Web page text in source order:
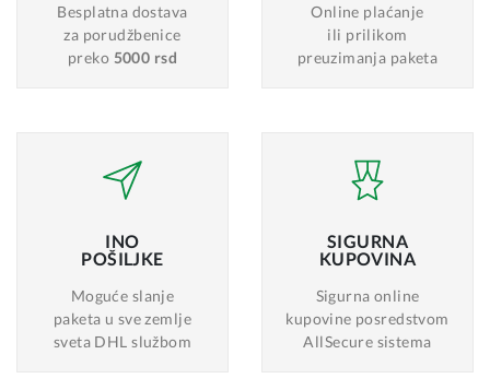
Besplatna dostava
za porudžbenice
preko 5000 rsd
Online plaćanje
ili prilikom
preuzimanja paketa
INO
POŠILJKE
Moguće slanje
paketa u sve zemlje
sveta DHL službom
SIGURNA
KUPOVINA
Sigurna online
kupovine posredstvom
AllSecure sistema